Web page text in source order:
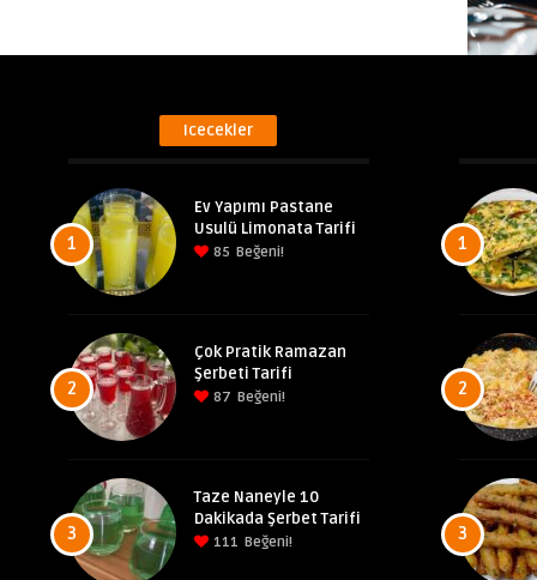
Icecekler
1
Ev Yapımı Pastane
Usulü Limonata Tarifi
85 Beğeni!
2
Çok Pratik Ramazan
Şerbeti Tarifi
87 Beğeni!
3
Taze Naneyle 10
Dakikada Şerbet Tarifi
111 Beğeni!
1
2
3